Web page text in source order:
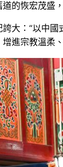
的恢宏茂盛
大：“以中
進宗教溫柔